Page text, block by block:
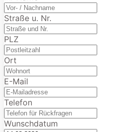
Straße u. Nr.
PLZ
Ort
E-Mail
Telefon
Wunschdatum